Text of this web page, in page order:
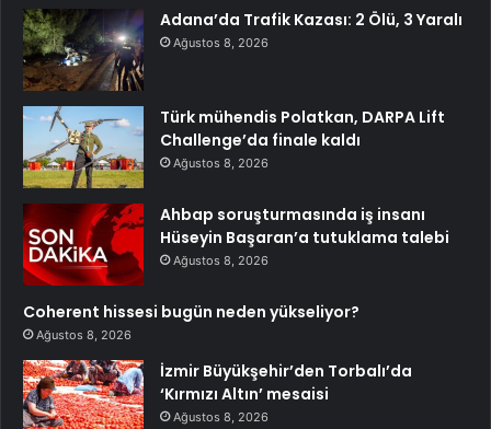
Adana’da Trafik Kazası: 2 Ölü, 3 Yaralı
Ağustos 8, 2026
Türk mühendis Polatkan, DARPA Lift
Challenge’da finale kaldı
Ağustos 8, 2026
Ahbap soruşturmasında iş insanı
Hüseyin Başaran’a tutuklama talebi
Ağustos 8, 2026
Coherent hissesi bugün neden yükseliyor?
Ağustos 8, 2026
İzmir Büyükşehir’den Torbalı’da
‘Kırmızı Altın’ mesaisi
Ağustos 8, 2026